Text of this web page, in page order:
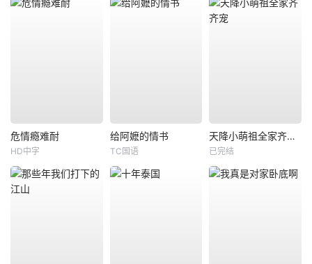
危情瘾难耐
HD中字
给阿嬷的情书
TC国语
天降小萌祖全家齐齐宠
已完结